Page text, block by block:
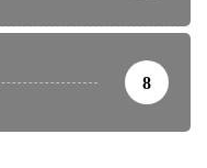
8